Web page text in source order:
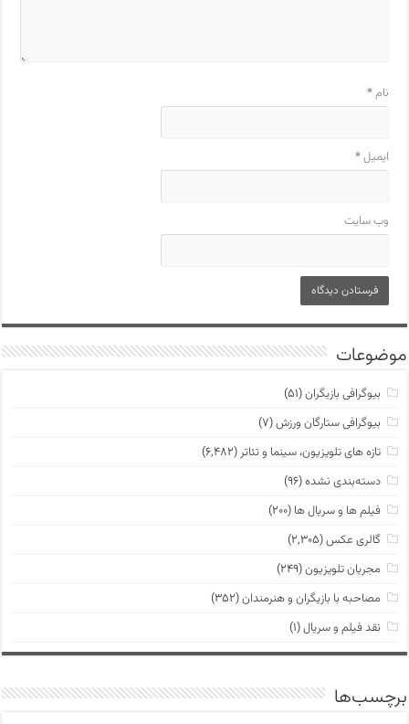
نام*
ایمیل*
وب‌ سایت
موضوعات
بیوگرافی بازیگران(۵۱)
بیوگرافی ستارگان ورزش(۷)
تازه های تلویزیون، سینما و تئاتر (۶,۴۸۲)
دسته‌بندی نشده(۹۶)
فیلم ها و سریال ها (۲۰۰)
گالری عکس(۲,۳۰۵)
مجریان تلویزیون(۲۴۹)
مصاحبه با بازیگران و هنرمندان(۳۵۲)
نقد فیلم و سریال(۱)
برچسب‌ها